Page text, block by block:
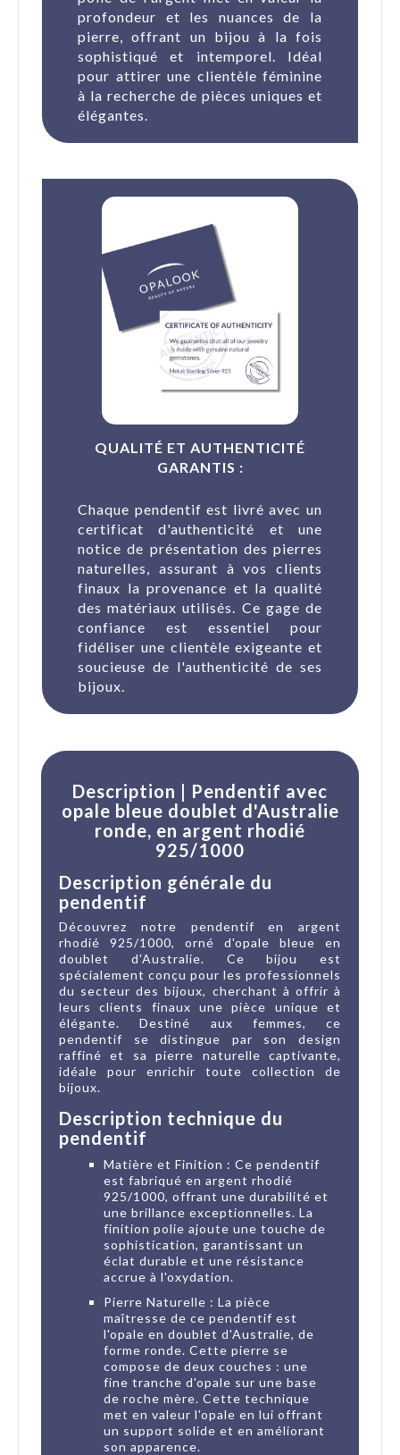
profondeur et les nuances de la
pierre, offrant un bijou à la fois
sophistiqué et intemporel. Idéal
pour attirer une clientèle féminine
à la recherche de pièces uniques et
élégantes.
QUALITÉ ET AUTHENTICITÉ
GARANTIS :
Chaque pendentif est livré avec un
certificat d'authenticité et une
notice de présentation des pierres
naturelles, assurant à vos clients
finaux la provenance et la qualité
des matériaux utilisés. Ce gage de
confiance est essentiel pour
fidéliser une clientèle exigeante et
soucieuse de l'authenticité de ses
bijoux.
Description | Pendentif avec
opale bleue doublet d'Australie
ronde, en argent rhodié
925/1000
Description générale du
pendentif
Découvrez notre pendentif en argent
rhodié 925/1000, orné d'opale bleue en
doublet d'Australie. Ce bijou est
spécialement conçu pour les professionnels
du secteur des bijoux, cherchant à offrir à
leurs clients finaux une pièce unique et
élégante. Destiné aux femmes, ce
pendentif se distingue par son design
raffiné et sa pierre naturelle captivante,
idéale pour enrichir toute collection de
bijoux.
Description technique du
pendentif
Matière et Finition : Ce pendentif
est fabriqué en argent rhodié
925/1000, offrant une durabilité et
une brillance exceptionnelles. La
finition polie ajoute une touche de
sophistication, garantissant un
éclat durable et une résistance
accrue à l'oxydation.
Pierre Naturelle : La pièce
maîtresse de ce pendentif est
l'opale en doublet d'Australie, de
forme ronde. Cette pierre se
compose de deux couches : une
fine tranche d'opale sur une base
de roche mère. Cette technique
met en valeur l'opale en lui offrant
un support solide et en améliorant
son apparence.